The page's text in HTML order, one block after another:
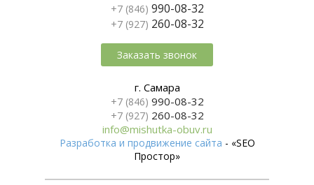
+7 (846) 990-08-32
+7 (927) 260-08-32
Заказать звонок
г. Самара
+7 (846) 990-08-32
+7 (927) 260-08-32
info@mishutka-obuv.ru
Разработка и продвижение сайта - «SEO
Простор»